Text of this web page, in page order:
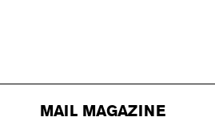
MAIL MAGAZINE